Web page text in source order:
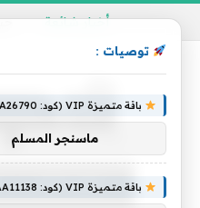
أخبار شائعة
تجارب المال
توصيات :
باقة متميزة VIP (كود: AA26790):
ماسنجر المسلم
باقة متميزة VIP (كود: AA11138):